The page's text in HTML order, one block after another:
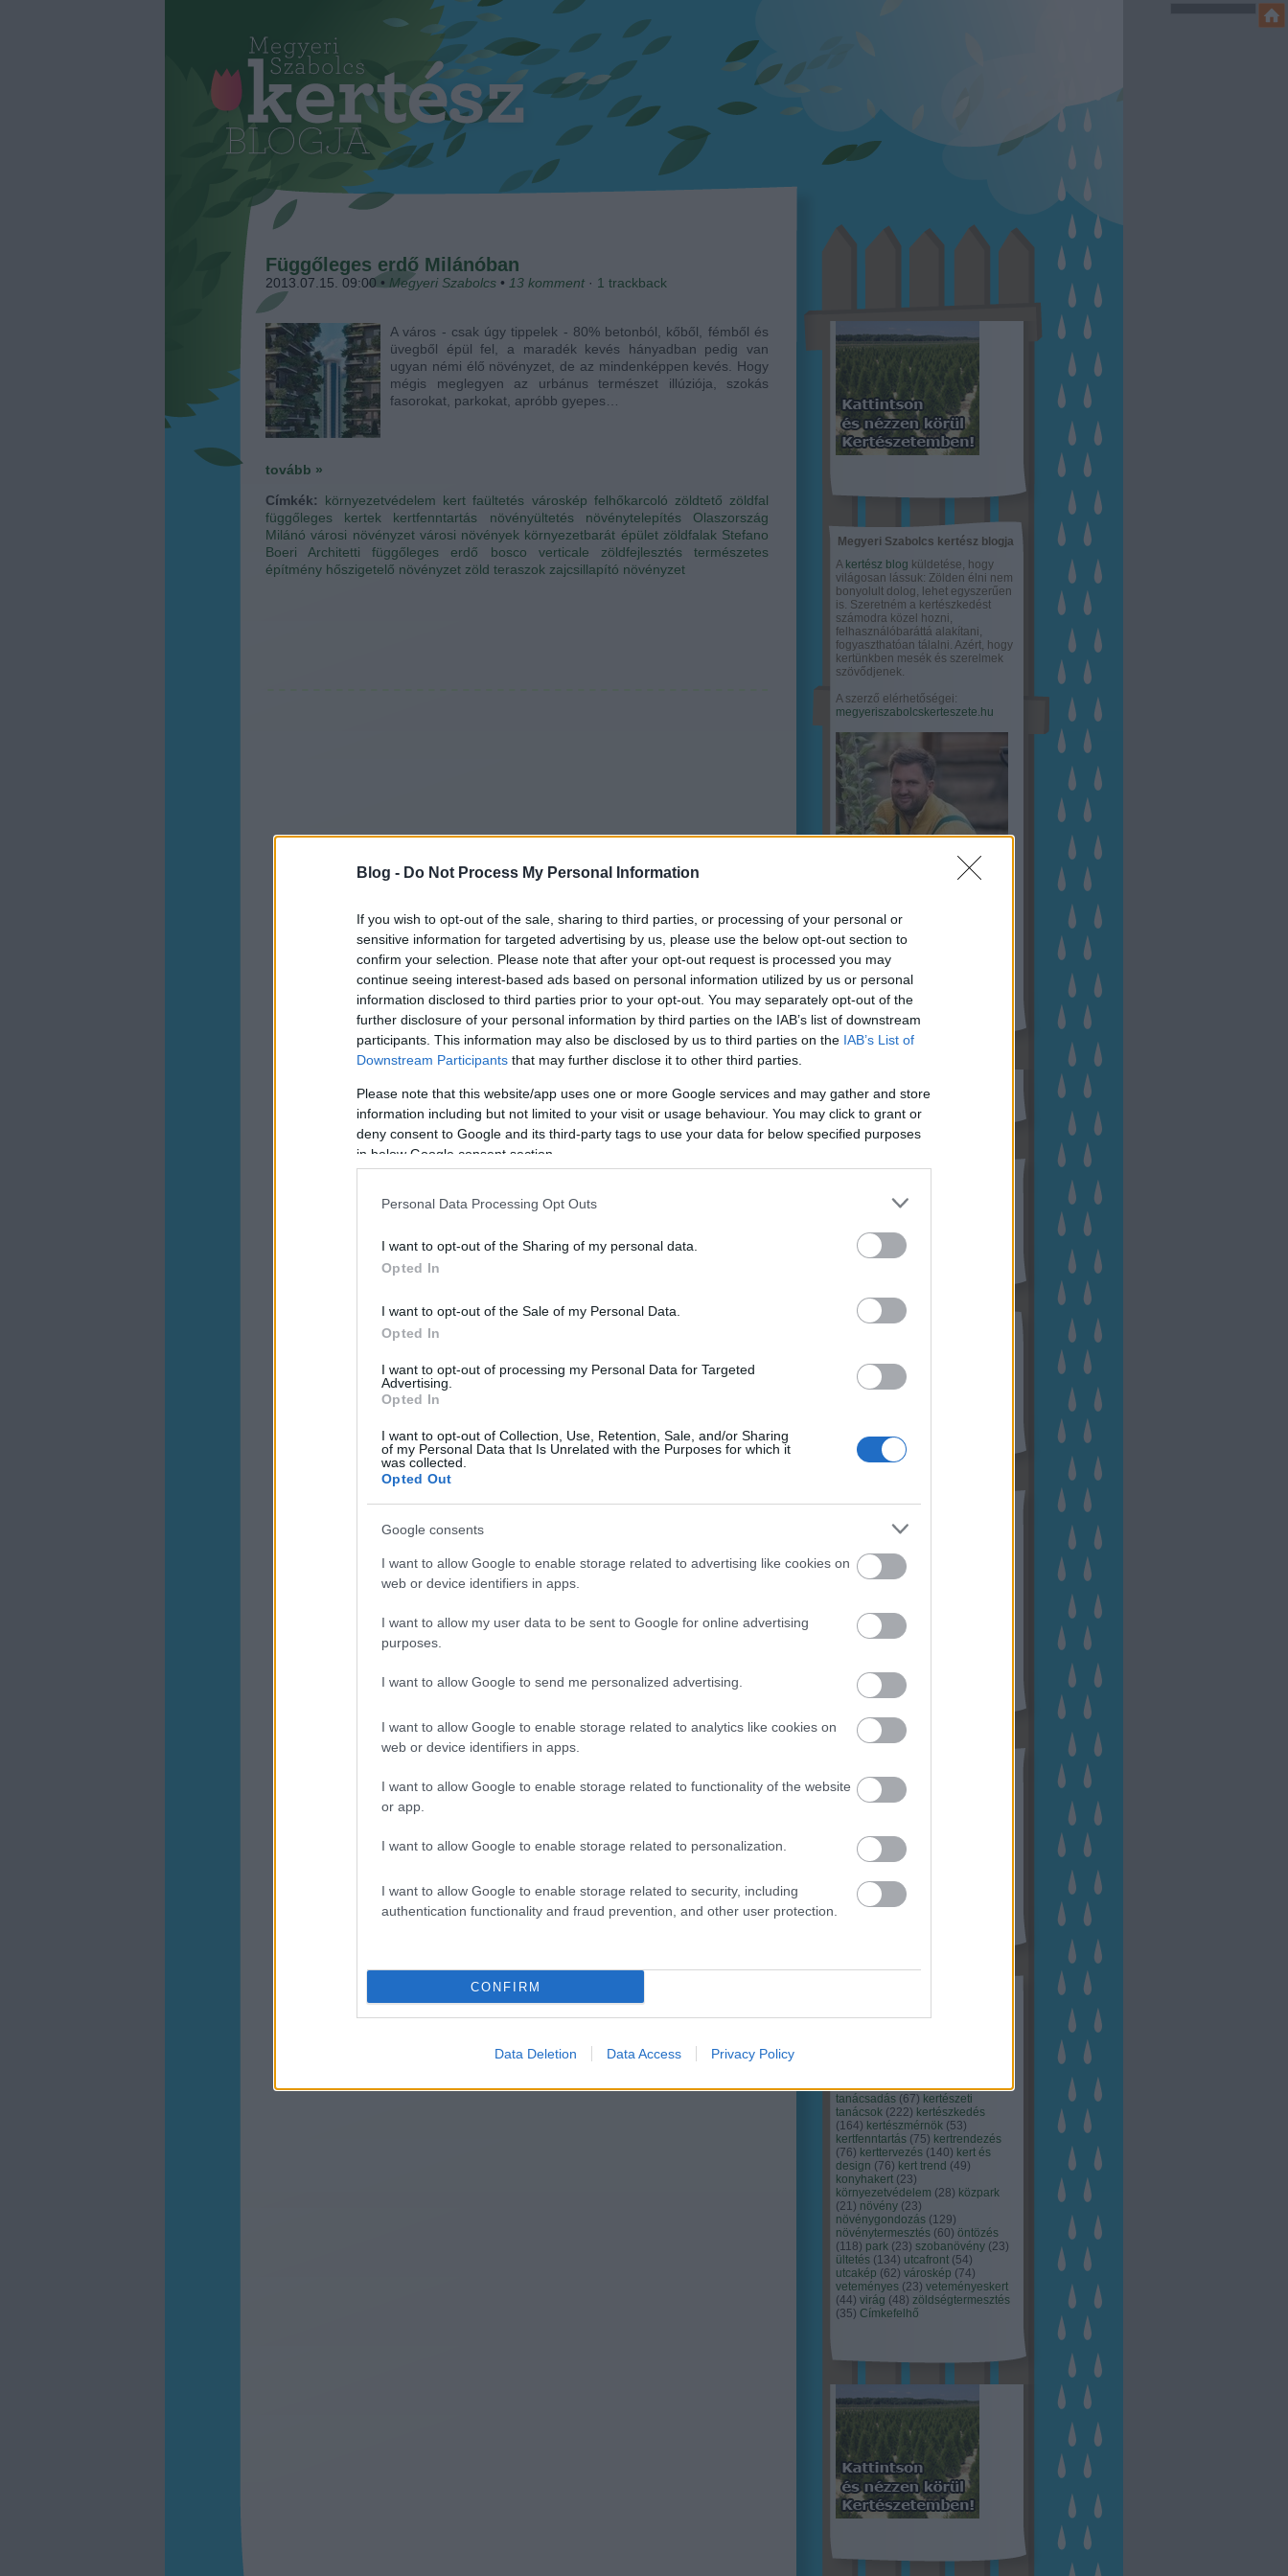
Blog - Do Not Process My Personal Information
If you wish to opt-out of the sale, sharing to third parties, or processing of your personal or
sensitive information for targeted advertising by us, please use the below opt-out section to
confirm your selection. Please note that after your opt-out request is processed you may
continue seeing interest-based ads based on personal information utilized by us or personal
information disclosed to third parties prior to your opt-out. You may separately opt-out of the
further disclosure of your personal information by third parties on the IAB’s list of downstream
participants. This information may also be disclosed by us to third parties on the IAB’s List of
Downstream Participants that may further disclose it to other third parties.
Please note that this website/app uses one or more Google services and may gather and store
information including but not limited to your visit or usage behaviour. You may click to grant or
deny consent to Google and its third-party tags to use your data for below specified purposes
in below Google consent section.
Personal Data Processing Opt Outs
I want to opt-out of the Sharing of my personal data.
Opted In
I want to opt-out of the Sale of my Personal Data.
Opted In
I want to opt-out of processing my Personal Data for Targeted
Advertising.
Opted In
I want to opt-out of Collection, Use, Retention, Sale, and/or Sharing
of my Personal Data that Is Unrelated with the Purposes for which it
was collected.
Opted Out
Google consents
I want to allow Google to enable storage related to advertising like cookies on
web or device identifiers in apps.
I want to allow my user data to be sent to Google for online advertising
purposes.
I want to allow Google to send me personalized advertising.
I want to allow Google to enable storage related to analytics like cookies on
web or device identifiers in apps.
I want to allow Google to enable storage related to functionality of the website
or app.
I want to allow Google to enable storage related to personalization.
I want to allow Google to enable storage related to security, including
authentication functionality and fraud prevention, and other user protection.
CONFIRM
Data Deletion Data Access Privacy Policy
Függőleges erdő Milánóban
2013.07.15. 09:00 • Megyeri Szabolcs • 13 komment · 1 trackback
A város - csak úgy tippelek - 80% betonból, kőből, fémből és
üvegből épül fel, a maradék kevés hányadban pedig van
ugyan némi élő növényzet, de az mindenképpen kevés. Hogy
mégis meglegyen az urbánus természet illúziója, szokás
fasorokat, parkokat, apróbb gyepes…
tovább »
Címkék: környezetvédelem kert faültetés városkép felhőkarcoló zöldtető zöldfal
függőleges kertek
kertfenntartás növényültetés növénytelepítés
Olaszország
Milánó városi növényzet városi növények környezetbarát épület zöldfalak Stefano
Boeri Architetti
függőleges erdő bosco verticale zöldfejlesztés
természetes
építmény hőszigetelő növényzet zöld teraszok zajcsillapító növényzet
Megyeri Szabolcs kertész blogja
A kertész blog küldetése, hogy
világosan lássuk: Zölden élni nem
bonyolult dolog, lehet egyszerűen
is. Szeretném a kertészkedést
számodra közel hozni,
felhasználóbaráttá alakítani,
fogyaszthatóan tálalni. Azért, hogy
kertünkben mesék és szerelmek
szövődjenek.
A szerző elérhetőségei:
megyeriszabolcskerteszete.hu
Kertészete
Hírlevél feliratkozás
Archívum
2022 november
2022 szeptember
2022 augusztus
2022 április (
2021 december
2021 október
Budapest (45) dísznövény
(126) kertészet (118) kertészeti
tanácsadás (67) kertészeti
tanácsok (222) kertészkedés
(164) kertészmérnök (53)
kertfenntartás (75) kertrendezés
(76) kerttervezés (140) kert és
design (76) kert trend (49)
konyhakert (23)
környezetvédelem (28) közpark
(21) növény (23)
növénygondozás (129)
növénytermesztés (60) öntözés
(118) park (23) szobanövény (23)
ültetés (134) utcafront (54)
utcakép (62) városkép (74)
veteményes (23) veteményeskert
(44) virág (48) zöldségtermesztés
(35) Címkefelhő